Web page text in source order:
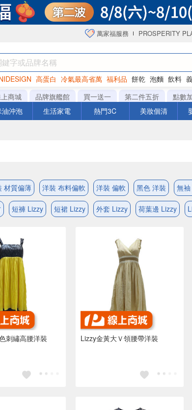
萬家福服務 PROSPERITY
高蛋白 冷氣最高省萬 福利品 餅乾 泡麵 飲料
生紙 咖啡
商城 品牌旗艦館 買一送一 第二件五折 點數
油沖泡 生活家電 熱門3C 美妝個清
材質偏薄 洋裝 布料偏軟 洋裝 偏軟 黑色 洋裝 無
短褲 Lizzy 短裙 Lizzy 外套 Lizzy 荷葉邊 Lizzy
刺繡高腰洋裝 Lizzy金黃大Ｖ領腰帶洋裝